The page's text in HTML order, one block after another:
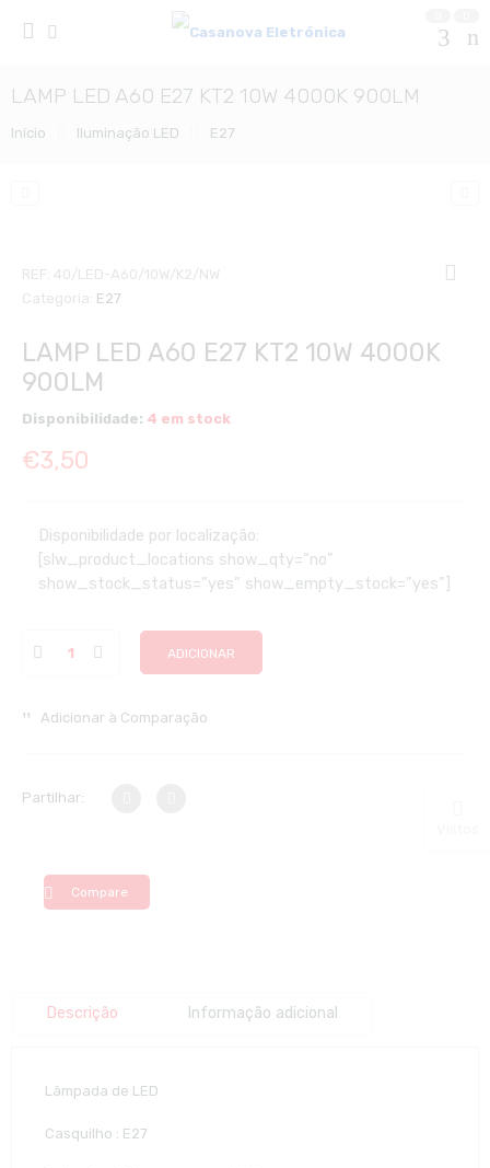
LAMP LED A60 E27 KT2 10W 4000K 900LM
Início Iluminação LED E27
REF: 40/LED-A60/10W/K2/NW
Categoria: E27
LAMP LED A60 E27 KT2 10W 4000K
900LM
Disponibilidade: 4 em stock
€3,50
Disponibilidade por localização:
[slw_product_locations show_qty=”no”
show_stock_status=”yes” show_empty_stock=”yes”]
ADICIONAR
Adicionar à Comparação
Partilhar:
Compare
Descrição Informação adicional
Lâmpada de LED
Casquilho : E27